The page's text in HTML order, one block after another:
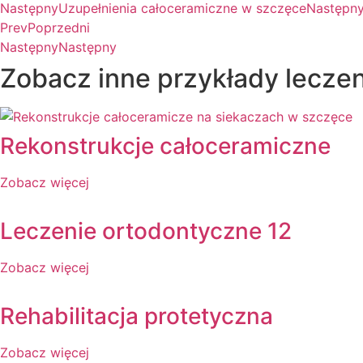
NastępnyUzupełnienia całoceramiczne w szczęce
PrevPoprzedni
NastępnyNastępny
Zobacz inne przykłady
Rekonstrukcje całoceramiczne
Zobacz więcej
Leczenie ortodontyczne 12
Zobacz więcej
Rehabilitacja protetyczna
Zobacz więcej